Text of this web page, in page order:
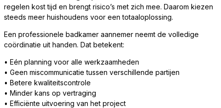
regelen kost tijd en brengt risico’s met zich mee. Daarom kiezen
steeds meer huishoudens voor een totaaloplossing.
Een professionele badkamer aannemer neemt de volledige
coördinatie uit handen. Dat betekent:
• Eén planning voor alle werkzaamheden
• Geen miscommunicatie tussen verschillende partijen
• Betere kwaliteitscontrole
• Minder kans op vertraging
• Efficiënte uitvoering van het project